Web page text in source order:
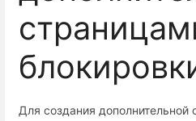
Для создания дополнительной